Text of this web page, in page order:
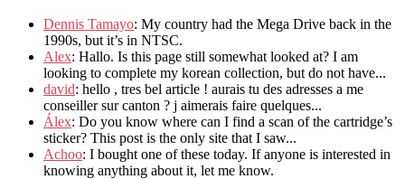
Dennis Tamayo: My country had the Mega Drive back in the
1990s, but it’s in NTSC.
Alex: Hallo. Is this page still somewhat looked at? I am
looking to complete my korean collection, but do not have...
david: hello , tres bel article ! aurais tu des adresses a me
conseiller sur canton ? j aimerais faire quelques...
Álex: Do you know where can I find a scan of the cartridge’s
sticker? This post is the only site that I saw...
Achoo: I bought one of these today. If anyone is interested in
knowing anything about it, let me know.